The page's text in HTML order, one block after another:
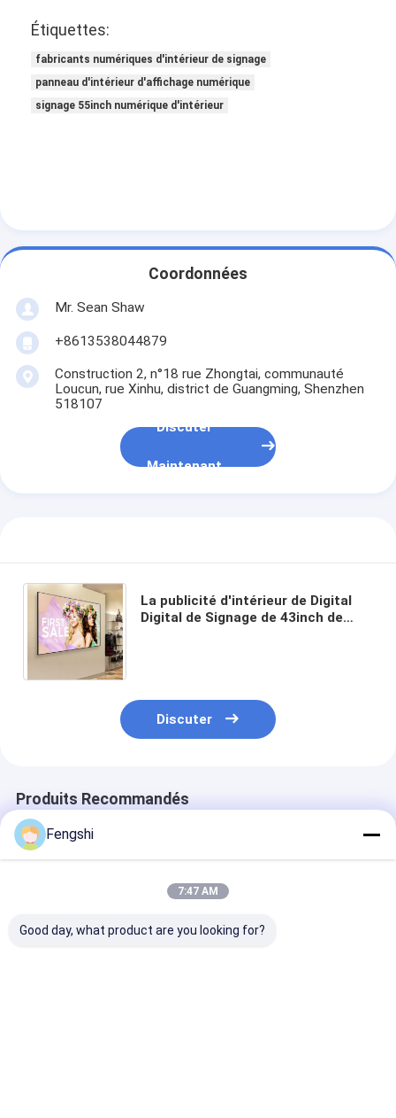
Étiquettes:
fabricants numériques d'intérieur de signage
panneau d'intérieur d'affichage numérique
signage 55inch numérique d'intérieur
Coordonnées
Mr. Sean Shaw
+8613538044879
Construction 2, n°18 rue Zhongtai, communauté
Loucun, rue Xinhu, district de Guangming, Shenzhen
518107
Discuter
Maintenant
La publicité d'intérieur de Digital
Digital de Signage de 43inch de
Discuter
Produits Recommandés
Fengshi
7:47 AM
Good day, what product are you looking for?